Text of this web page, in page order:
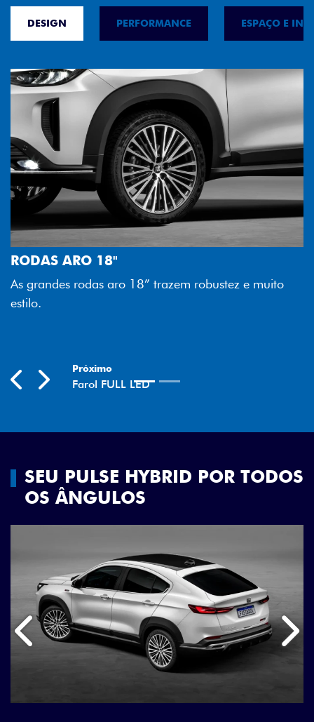
DESIGN PERFORMANCE ESPAÇO E
muito
FAROL FULL LED
Tecnologia dos faróis totalmente em LED
melhor luminosidade, maior durabilidade e
economia para você.
SEU PULSE HYBRID POR TODOS
OS ÂNGULOS
Anterior